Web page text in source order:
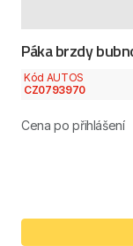
Páka brzdy
Kód AUTOS
CZ0793970
Cena po přihlášení